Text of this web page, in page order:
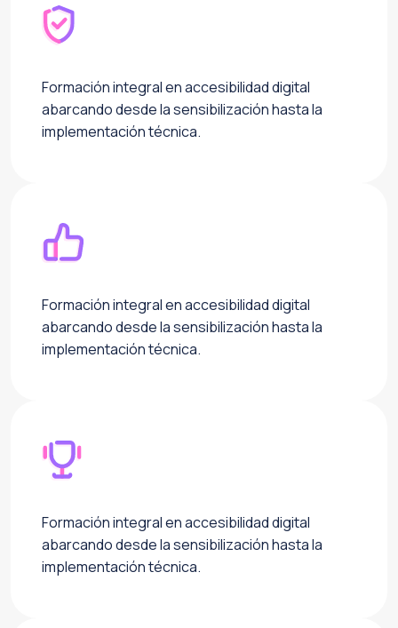
Formación integral en accesibilidad digital
abarcando desde la sensibilización hasta la
implementación técnica.
Formación integral en accesibilidad digital
abarcando desde la sensibilización hasta la
implementación técnica.
Formación integral en accesibilidad digital
abarcando desde la sensibilización hasta la
implementación técnica.